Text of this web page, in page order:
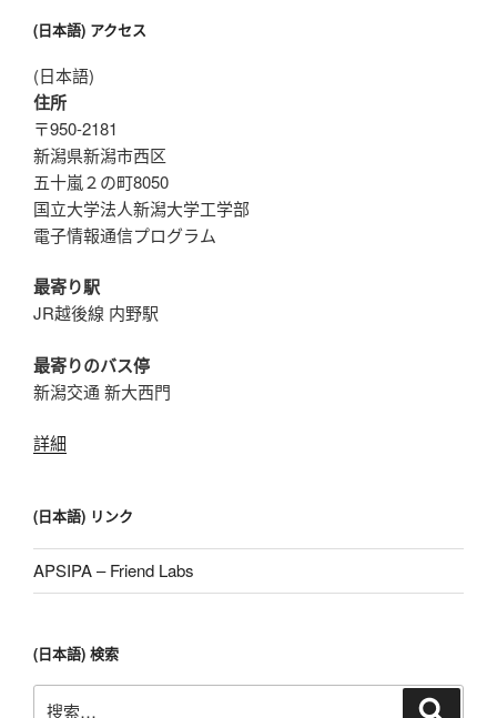
(日本語) アクセス
(日本語)
住所
〒950-2181
新潟県新潟市西区
五十嵐２の町8050
国立大学法人新潟大学工学部
電子情報通信プログラム
最寄り駅
JR越後線 内野駅
最寄りのバス停
新潟交通 新大西門
詳細
(日本語) リンク
APSIPA – Friend Labs
(日本語) 検索
搜